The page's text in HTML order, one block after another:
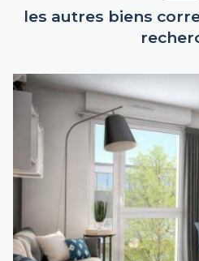
les autres biens